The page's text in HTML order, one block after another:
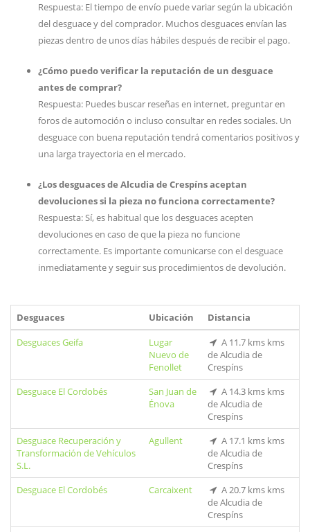
Respuesta: El tiempo de envío puede variar según la ubicación
del desguace y del comprador. Muchos desguaces envían las
piezas dentro de unos días hábiles después de recibir el pago.
¿Cómo puedo verificar la reputación de un desguace
antes de comprar?
Respuesta: Puedes buscar reseñas en internet, preguntar en
foros de automoción o incluso consultar en redes sociales. Un
desguace con buena reputación tendrá comentarios positivos y
una larga trayectoria en el mercado.
¿Los desguaces de Alcudia de Crespíns aceptan
devoluciones si la pieza no funciona correctamente?
Respuesta: Sí, es habitual que los desguaces acepten
devoluciones en caso de que la pieza no funcione
correctamente. Es importante comunicarse con el desguace
inmediatamente y seguir sus procedimientos de devolución.
Desguaces Ubicación
Distancia
Desguaces Geifa
Lugar
Nuevo de
Fenollet
A 11.7 kms kms
de Alcudia de
Crespíns
Desguace El Cordobés
San Juan de
Énova
A 14.3 kms kms
de Alcudia de
Crespíns
Desguace Recuperación y
Transformación de Vehículos
S.L.
Agullent
A 17.1 kms kms
de Alcudia de
Crespíns
Desguace El Cordobés
Carcaixent
A 20.7 kms kms
de Alcudia de
Crespíns